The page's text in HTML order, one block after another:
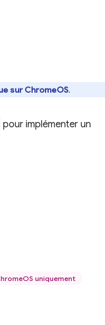
sur ChromeOS.
pour implémenter un
uniquement